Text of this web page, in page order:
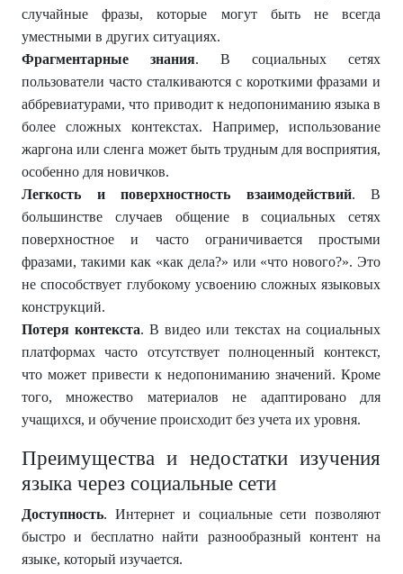
случайные фразы, которые могут быть не всегда
уместными в других ситуациях.
Фрагментарные знания. В социальных сетях
пользователи часто сталкиваются с короткими фразами и
аббревиатурами, что приводит к недопониманию языка в
более сложных контекстах. Например, использование
жаргона или сленга может быть трудным для восприятия,
особенно для новичков.
Легкость и поверхностность взаимодействий. В
большинстве случаев общение в социальных сетях
поверхностное и часто ограничивается простыми
фразами, такими как «как дела?» или «что нового?». Это
не способствует глубокому усвоению сложных языковых
конструкций.
Потеря контекста. В видео или текстах на социальных
платформах часто отсутствует полноценный контекст,
что может привести к недопониманию значений. Кроме
того, множество материалов не адаптировано для
учащихся, и обучение происходит без учета их уровня.
Преимущества и недостатки изучения
языка через социальные сети
Доступность. Интернет и социальные сети позволяют
быстро и бесплатно найти разнообразный контент на
языке, который изучается.